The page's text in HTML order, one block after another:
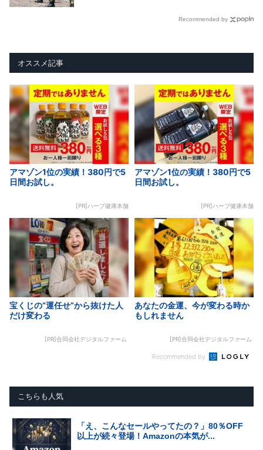
Recommended by
オススメ記事
アマゾン1位の実績！380円で5
日間お試し。
[PR]ハーブ健康本舗
アマゾン1位の実績！380円で5
日間お試し。
[PR]ハーブ健康本舗
宝くじの“運任せ”から抜けた人
だけ変わる
[PR]合同会社デジタルファーム
あなたの金運、今が変わる時か
もしれません
[PR]合同会社デジタルファーム
Recommended by
こちらも人気
「え、こんなセールやってたの？」80％OFF
以上が続々登場！Amazonの本気が...